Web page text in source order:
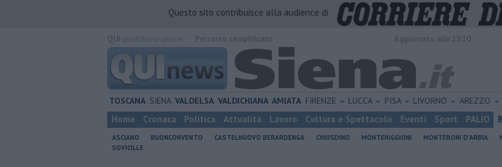
Questo sito contribuisce alla audience di
TOSCANA SIENA VALDELSA VALDICHIANA AMIATA FIRENZE LUCCA PISA LIVORNO AREZZO
Home Cronaca Politica Attualità Lavoro Cultura e Spettacolo Eventi Sport PALIO
ASCIANO BUONCONVENTO CASTELNUOVO BERARDENGA CHIUSDINO MONTERIGGIONI MONTERONI D'ARBIA
SOVICILLE